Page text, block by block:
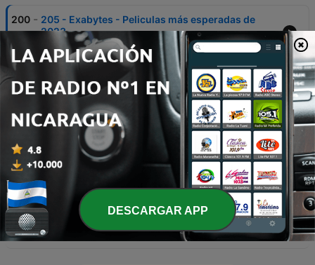
200 - 205 - Exabytes - Peliculas más esperadas de
2023
08 feb. 2023
199 #204 Exabytes - Juguetes del infierno
07 feb. 2023
198 - 203 - Exabytes - Orbita Prima
197 - 202 - Exabytes - La caida de League of Legends
19 ene. 2023
196 - 201 - Exabytes - Canciones del ayer vs
canciones de hoy
18 ene. 2023
DESCARGAR APP